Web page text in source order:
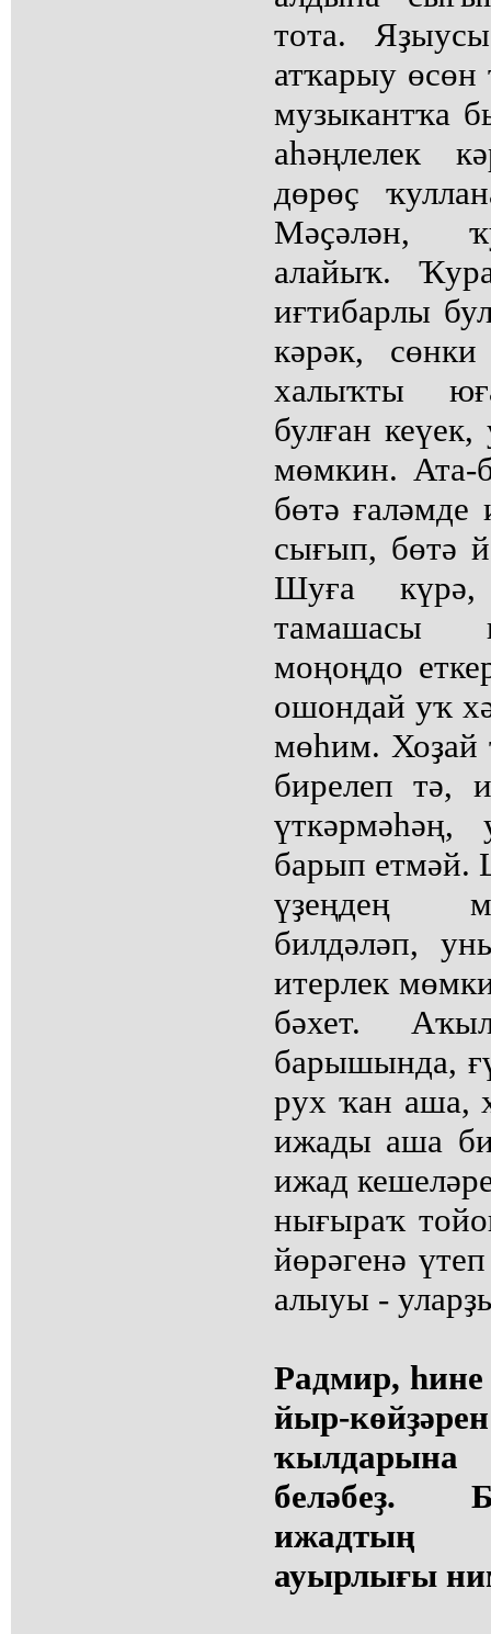
тота.
атҡарыу
музыкантҡа
аһәңлелек
дөрөҫ
Мәҫәлән,
алайыҡ.
иғтибарлы
кәрәк,
халыҡты
булған
мөмкин. Ата-
бөтә ғаләмде
сығып, бөтә
Шуға күрә,
тамашасы
моңоңдо
ошондай уҡ
мөһим. Хоҙай
бирелеп тә,
үткәрмәһәң,
барып етмәй.
үҙеңдең
билдәләп,
итерлек
бәхет.
барышында,
рух ҡан аша,
ижады аша
ижад
нығыраҡ
йөрәгенә
алыуы -
Радмир,
йыр-
ҡылдарына
беләбеҙ.
ижадтың
ауырлығы